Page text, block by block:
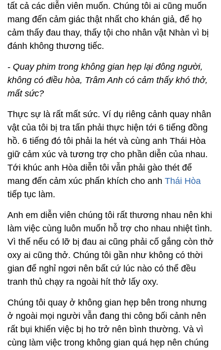
tất cả các diễn viên muốn. Chúng tôi ai cũng muốn
mang đến cảm giác thật nhất cho khán giả, để họ
cảm thấy đau thay, thấy tội cho nhân vật Nhàn vì bị
đánh không thương tiếc.
- Quay phim trong không gian hẹp lại đông người,
không có điều hòa, Trâm Anh có cảm thấy khó thở,
mất sức?
Thực sự là rất mất sức. Ví dụ riêng cảnh quay nhân
vật của tôi bị tra tấn phải thực hiện tới 6 tiếng đồng
hồ. 6 tiếng đó tôi phải la hét và cùng anh Thái Hòa
giữ cảm xúc và tương trợ cho phần diễn của nhau.
Tới khúc anh Hòa diễn tôi vẫn phải gào thét để
mang đến cảm xúc phấn khích cho anh Thái Hòa
tiếp tục làm.
Anh em diễn viên chúng tôi rất thương nhau nên khi
làm việc cùng luôn muốn hỗ trợ cho nhau nhiệt tình.
Vì thế nếu có lỡ bị đau ai cũng phải cố gắng còn thở
oxy ai cũng thở. Chúng tôi gần như không có thời
gian để nghỉ ngơi nên bất cứ lúc nào có thể đều
tranh thủ chạy ra ngoài hít thở lấy oxy.
Chúng tôi quay ở không gian hẹp bên trong nhưng
ở ngoài mọi người vẫn đang thi công bối cảnh nên
rất bụi khiến việc bị ho trở nên bình thường. Và vì
cùng làm việc trong không gian quá hẹp nên chúng